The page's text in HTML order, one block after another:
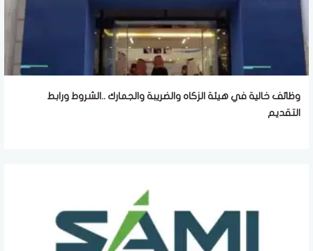
وظائف خالية في هيئة الزكاه والضريبة والجمارك ..الشروط ورابط
التقديم